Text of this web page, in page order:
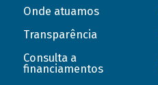
Onde atuamos
Transparência
Consulta a
financiamentos